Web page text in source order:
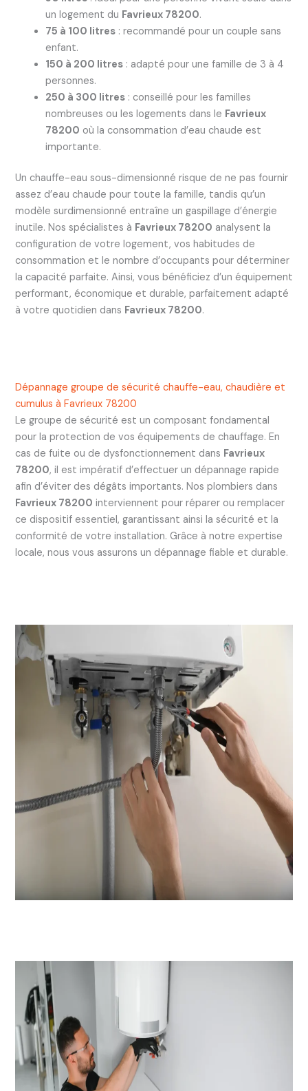
un logement du Favrieux 78200.
75 à 100 litres: recommandé pour un couple sans
enfant.
150 à 200 litres: adapté pour une famille de 3 à 4
personnes.
250 à 300 litres: conseillé pour les familles
nombreuses ou les logements dans le Favrieux
78200 où la consommation d’eau chaude est
importante.
Un chauffe-eau sous-dimensionné risque de ne pas fournir
assez d’eau chaude pour toute la famille, tandis qu’un
modèle surdimensionné entraîne un gaspillage d’énergie
inutile. Nos spécialistes à Favrieux 78200 analysent la
configuration de votre logement, vos habitudes de
consommation et le nombre d’occupants pour déterminer
la capacité parfaite. Ainsi, vous bénéficiez d’un équipement
performant, économique et durable, parfaitement adapté
à votre quotidien dans Favrieux 78200.
Dépannage groupe de sécurité chauffe-eau, chaudière et
cumulus à Favrieux 78200
Le groupe de sécurité est un composant fondamental
pour la protection de vos équipements de chauffage. En
cas de fuite ou de dysfonctionnement dans Favrieux
78200, il est impératif d’effectuer un dépannage rapide
afin d’éviter des dégâts importants. Nos plombiers dans
Favrieux 78200 interviennent pour réparer ou remplacer
ce dispositif essentiel, garantissant ainsi la sécurité et la
conformité de votre installation. Grâce à notre expertise
locale, nous vous assurons un dépannage fiable et durable.